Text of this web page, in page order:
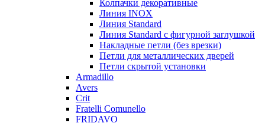
Колпачки декоративные
Линия INOX
Линия Standard
Линия Standard с фигурной заглушкой
Накладные петли (без врезки)
Петли для металлических дверей
Петли скрытой установки
Armadillo
Avers
Crit
Fratelli Comunello
FRIDAVO